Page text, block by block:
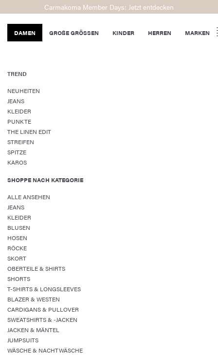
Carmakoma Member Days: Jetzt entdecken
DAMEN GROßE GRÖSSEN KINDER HERREN MARKEN
TREND
NEUHEITEN
JEANS
KLEIDER
PUNKTE
THE LINEN EDIT
STREIFEN
SPITZE
KAROS
SHOPPE NACH KATEGORIE
ALLE ANSEHEN
JEANS
KLEIDER
BLUSEN
HOSEN
RÖCKE
SKORT
OBERTEILE & SHIRTS
SHORTS
T-SHIRTS & LONGSLEEVES
BLAZER & WESTEN
CARDIGANS & PULLOVER
SWEATSHIRTS & -JACKEN
JACKEN & MÄNTEL
JUMPSUITS
WÄSCHE & NACHTWÄSCHE